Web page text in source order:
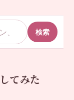
検索
てみた